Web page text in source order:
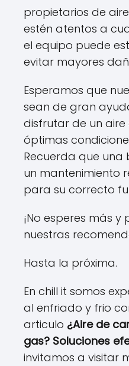
propietarios de
estén atentos a
el equipo puede
evitar mayores
Esperamos que
sean de gran
disfrutar de un
óptimas
Recuerda que una
un mantenimiento
para su correcto
¡No esperes más
nuestras
Hasta la próxima.
En chill it somos
al enfriado y frio
articulo ¿Aire de
gas? Soluciones
invitamos a visitar